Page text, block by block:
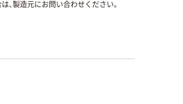
製造元にお問い合わせください。